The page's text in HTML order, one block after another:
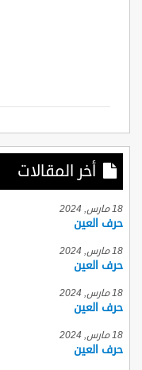
أخر المقالات
18 مارس, 2024
حرف العين
18 مارس, 2024
حرف العين
18 مارس, 2024
حرف العين
18 مارس, 2024
حرف العين